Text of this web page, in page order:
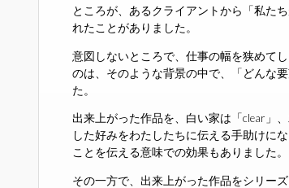
ところが、あるクライアントから「私た
れたことがありました。
意図しないところで、仕事の幅を狭めて
のは、そのような背景の中で、「どんな
た。
出来上がった作品を、白い家は「clear」
した好みをわたしたちに伝える手助けに
ことを伝える意味での効果もありました。
その一方で、出来上がった作品をシリー